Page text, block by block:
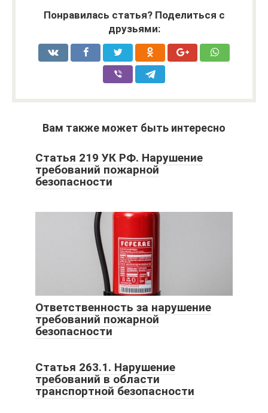
Понравилась статья? Поделиться с
друзьями:
Вам также может быть интересно
Статья 219 УК РФ. Нарушение
требований пожарной
безопасности
Ответственность за нарушение
требований пожарной
безопасности
Статья 263.1. Нарушение
требований в области
транспортной безопасности